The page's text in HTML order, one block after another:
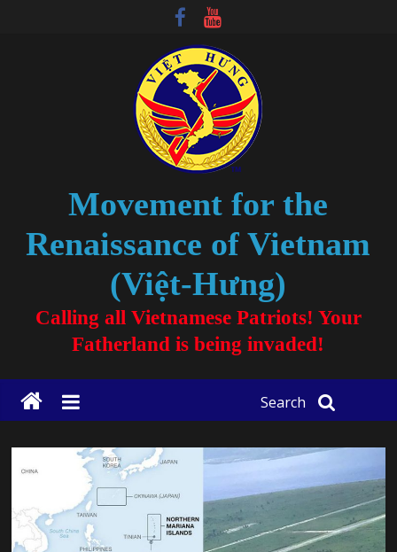
Movement for the
Renaissance of Vietnam
(Việt-Hưng)
Calling all Vietnamese Patriots! Your
Fatherland is being invaded!
Search